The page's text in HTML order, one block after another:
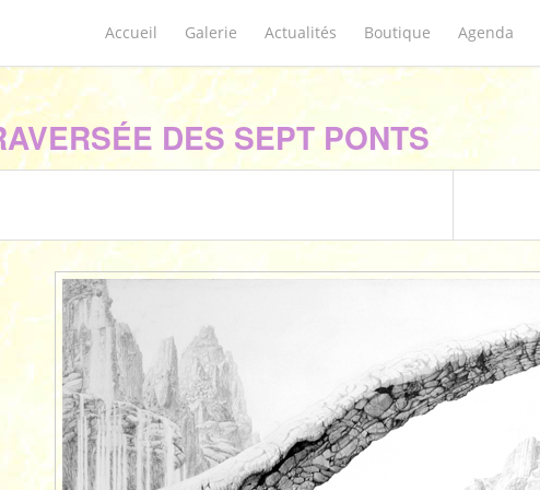
Accueil Galerie Actualités Boutique Agenda
DES SEPT PONTS